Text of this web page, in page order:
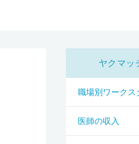
ヤクマッ
職場別ワークス
医師の収入